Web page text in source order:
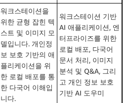
워크스테이션을
위한 균형 잡힌 텍
스트 및 이미지 모
델입니다. 개인정
보 보호 기반의 애
플리케이션을 위
한 로컬 배포를 통
한 다국어 이해입
니다.
워크스테이션 기반
AI 애플리케이션, 엔
터프라이즈를 위한
로컬 배포, 다국어
문서 처리, 이미지
분석 및 Q&A, 그리
고 개인 정보 보호
기반 AI 도우미